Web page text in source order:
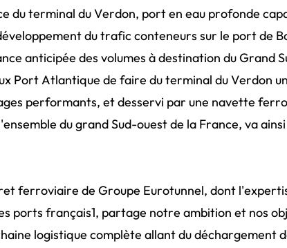
du terminal du Verdon, port en eau profonde
du trafic conteneurs sur le port de
anticipée des volumes à destination du Grand
Port Atlantique de faire du terminal du Verdon
performants, et desservi par une navette
du grand Sud-ouest de la France, va
ferroviaire de Groupe Eurotunnel, dont
ports français1, partage notre ambition et nos
logistique complète allant du déchargement